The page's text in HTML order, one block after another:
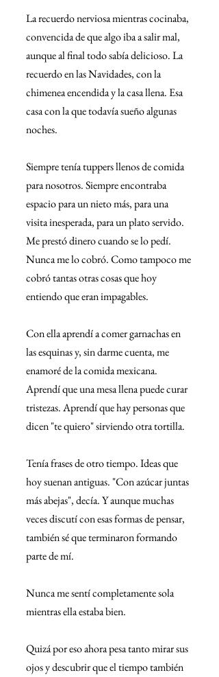
La recuerdo nerviosa mientras cocinaba,
convencida de que algo iba a salir mal,
aunque al final todo sabía delicioso. La
recuerdo en las Navidades, con la
chimenea encendida y la casa llena. Esa
casa con la que todavía sueño algunas
noches.
Siempre tenía tuppers llenos de comida
para nosotros. Siempre encontraba
espacio para un nieto más, para una
visita inesperada, para un plato servido.
Me prestó dinero cuando se lo pedí.
Nunca me lo cobró. Como tampoco me
cobró tantas otras cosas que hoy
entiendo que eran impagables.
Con ella aprendí a comer garnachas en
las esquinas y, sin darme cuenta, me
enamoré de la comida mexicana.
Aprendí que una mesa llena puede curar
tristezas. Aprendí que hay personas que
dicen "te quiero" sirviendo otra tortilla.
Tenía frases de otro tiempo. Ideas que
hoy suenan antiguas. "Con azúcar juntas
más abejas", decía. Y aunque muchas
veces discutí con esas formas de pensar,
también sé que terminaron formando
parte de mí.
Nunca me sentí completamente sola
mientras ella estaba bien.
Quizá por eso ahora pesa tanto mirar sus
ojos y descubrir que el tiempo también